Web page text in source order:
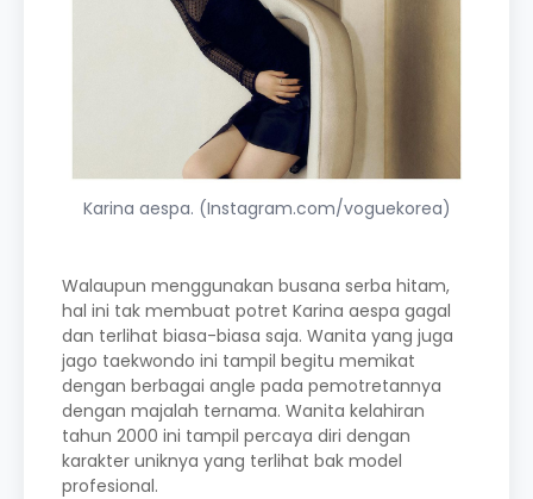
Karina aespa. (Instagram.com/voguekorea)
Walaupun menggunakan busana serba hitam,
hal ini tak membuat potret Karina aespa gagal
dan terlihat biasa-biasa saja. Wanita yang juga
jago taekwondo ini tampil begitu memikat
dengan berbagai angle pada pemotretannya
dengan majalah ternama. Wanita kelahiran
tahun 2000 ini tampil percaya diri dengan
karakter uniknya yang terlihat bak model
profesional.